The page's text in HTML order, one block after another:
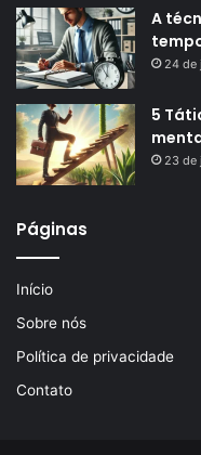
A
24 de
5
23 de
Páginas
Início
Sobre nós
Política de privacidade
Contato